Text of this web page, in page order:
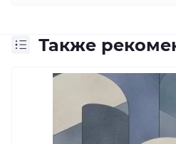
Также